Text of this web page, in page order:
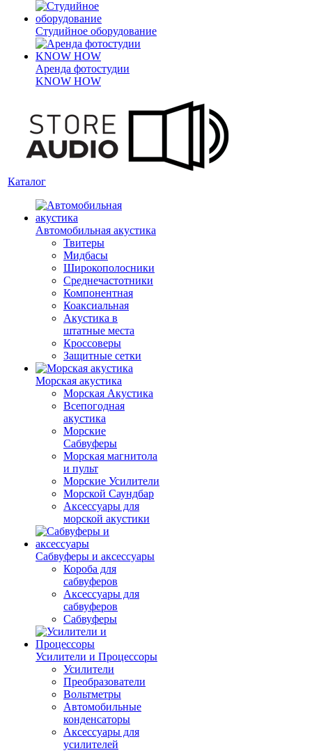
Студийное оборудование
Аренда фотостудии
KNOW HOW
Каталог
Автомобильная акустика
Твитеры
Мидбасы
Широкополосники
Среднечастотники
Компонентная
Коаксиальная
Акустика в
штатные места
Кроссоверы
Защитные сетки
Морская акустика
Морская Акустика
Всепогодная
акустика
Морские
Сабвуферы
Морская магнитола
и пульт
Морские Усилители
Морской Cаундбар
Аксессуары для
морской акустики
Сабвуферы и аксессуары
Короба для
сабвуферов
Аксессуары для
сабвуферов
Сабвуферы
Усилители и Процессоры
Усилители
Преобразователи
Вольтметры
Автомобильные
конденсаторы
Аксессуары для
усилителей